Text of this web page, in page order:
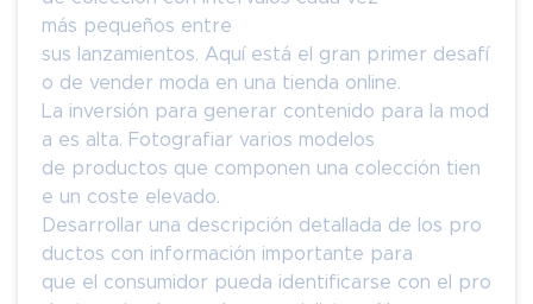
más pequeños entre
sus lanzamientos. Aquí está el gran primer desafí
o de vender moda en una tienda online.
La inversión para generar contenido para la mod
a es alta. Fotografiar varios modelos
de productos que componen una colección tien
e un coste elevado.
Desarrollar una descripción detallada de los pro
ductos con información importante para
que el consumidor pueda identificarse con el pro